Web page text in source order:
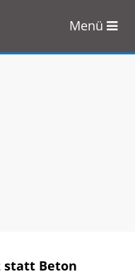
Menü
statt Beton